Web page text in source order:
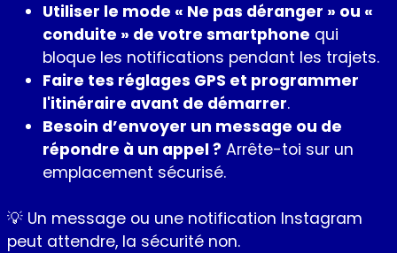
Utiliser le mode « Ne pas déranger » ou «
conduite » de votre smartphone qui
bloque les notifications pendant les trajets.
Faire tes réglages GPS et programmer
l'itinéraire avant de démarrer.
Besoin d’envoyer un message ou de
répondre à un appel ? Arrête-toi sur un
emplacement sécurisé.
💡 Un message ou une notification Instagram
peut attendre, la sécurité non.